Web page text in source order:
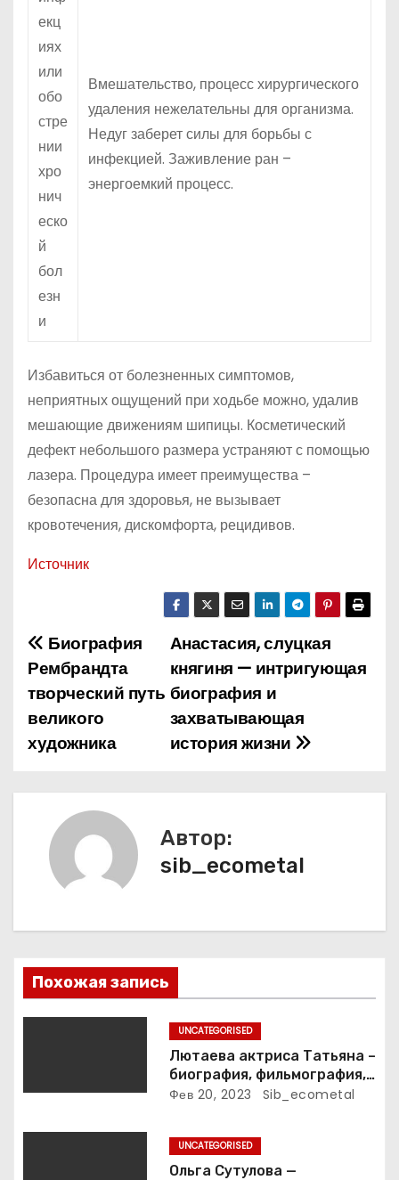
екц
иях
или
обо
стре
нии
хро
нич
еско
й
бол
езн
и
Вмешательство, процесс хирургического
удаления нежелательны для организма.
Недуг заберет силы для борьбы с
инфекцией. Заживление ран –
энергоемкий процесс.
Избавиться от болезненных симптомов,
неприятных ощущений при ходьбе можно, удалив
мешающие движениям шипицы. Косметический
дефект небольшого размера устраняют с помощью
лазера. Процедура имеет преимущества –
безопасна для здоровья, не вызывает
кровотечения, дискомфорта, рецидивов.
Источник
Н
а
в
и
г
п
о
а
п
Анастасия, слуцкая
княгиня — интригующая
биография и
захватывающая
история жизни
Биография
Рембрандта
творческий путь
великого
художника
Автор:
sib_ecometal
Похожая запись
UNCATEGORISED
Лютаева актриса Татьяна –
биография, фильмография,
достижения
Фев 20, 2023 Sib_ecometal
UNCATEGORISED
Ольга Сутулова —